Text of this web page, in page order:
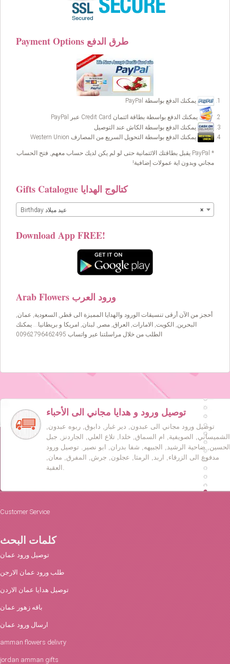
Payment Options طرق الدفع
يمكنك الدفع بواسطة PayPal
يمكنك الدفع بواسطة بطاقة ائتمان Credit Card عبر PayPal
يمكنك الدفع بواسطة الكاش عند التوصيل
يمكنك الدفع بواسطة التحويل السريع من المصارف Western Union
* PayPal يقبل بطاقتك الائتمانية حتى لو لم يكن لديك حساب معهم, فتح الحساب
مجاني وبدون اية عمولات إضافية!
Gifts Catalogue كتالوج الهدايا
× Birthday عيد ميلاد
Download App FREE!
Arab Flowers ورود العرب
أحجز من الآن أرقى تنسيقات الورود والهدايا المميزة الى قطر, السعودية, عمان,
البحرين, الكويت, الامارات, العراق, مصر, لبنان, امريكا و بريطانيا… يمكنك
الطلب من خلال مراسلتنا عبر واتساب 00962796462495
توصيل ورود و هدايا مجاني الى الأحباء
توصيل ورود مجاني الى عبدون, دير غبار, دابوق, ربوه عبدون,
الشميساني, الصويفية, ام السماق, خلدا, تلاع العلي, الجاردنز, جبل
ضاحية الرشيد, الجبيهه, شفا بدران, ابو نصير. توصيل ورود
مدفوع الى الزرقاء, اربد, الرمثا, عجلون, جرش, المفرق, معان,
Customer Service
كلمات البحث
توصيل ورود عمان
طلب ورود عمان الارجن
توصيل هدايا عمان الاردن
باقه زهور عمان
ارسال ورود عمان
amman flowers delivry
jordan amman gifts